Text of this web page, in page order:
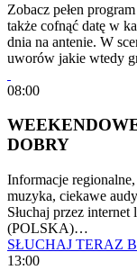
Zobacz pełen
także cofnąć datę w
dnia na antenie. W
uworów jakie wtedy
08:00
DOBRY
Informacje
muzyka, ciekawe
Słuchaj przez
(POLSKA)…
SŁUCHAJ TERAZ
13:00